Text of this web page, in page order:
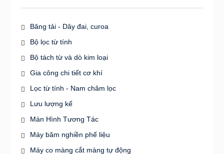
Băng tải - Dây đai, curoa
Bộ lọc từ tính
Bộ tách từ và dò kim loại
Gia công chi tiết cơ khí
Lọc từ tính - Nam châm lọc
Lưu lượng kế
Màn Hình Tương Tác
Máy băm nghiền phế liệu
Máy co màng cắt màng tự động